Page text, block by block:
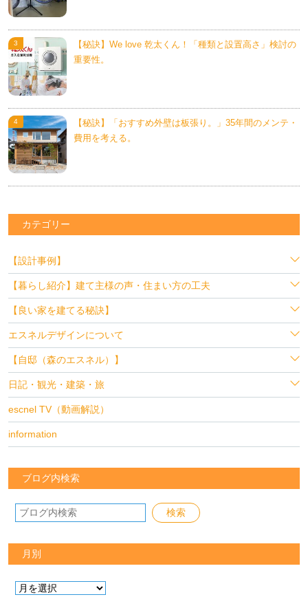
【秘訣】We love 乾太くん！「種類と設置高さ」検討の
重要性。
【秘訣】「おすすめ外壁は板張り。」35年間のメンテ・
費用を考える。
カテゴリー
【設計事例】
【暮らし紹介】建て主様の声・住まい方の工夫
【良い家を建てる秘訣】
エスネルデザインについて
【自邸（森のエスネル）】
日記・観光・建築・旅
escnel TV（動画解説）
information
ブログ内検索
月別